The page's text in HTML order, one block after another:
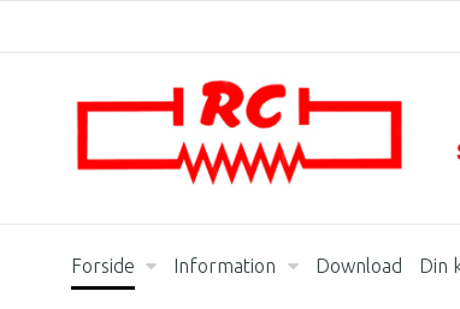
Forside Information Download Din